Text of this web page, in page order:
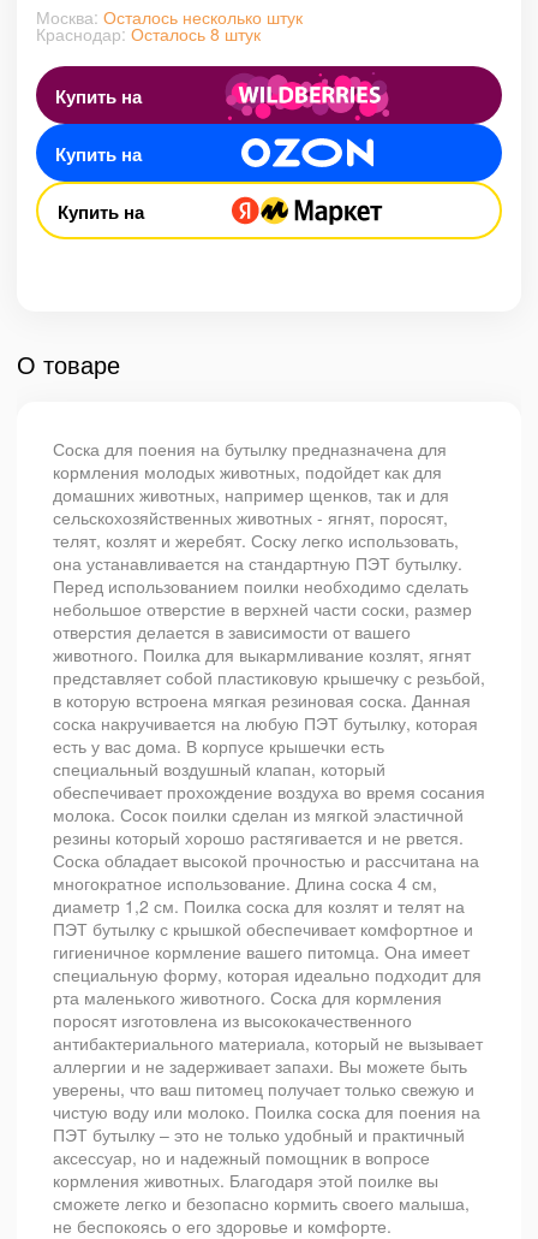
Москва: Осталось несколько штук
Краснодар: Осталось 8 штук
Купить на
Купить на
Купить на
О товаре
Соска для поения на бутылку предназначена для
кормления молодых животных, подойдет как для
домашних животных, например щенков, так и для
сельскохозяйственных животных - ягнят, поросят,
телят, козлят и жеребят. Соску легко использовать,
она устанавливается на стандартную ПЭТ бутылку.
Перед использованием поилки необходимо сделать
небольшое отверстие в верхней части соски, размер
отверстия делается в зависимости от вашего
животного. Поилка для выкармливание козлят, ягнят
представляет собой пластиковую крышечку с резьбой,
в которую встроена мягкая резиновая соска. Данная
соска накручивается на любую ПЭТ бутылку, которая
есть у вас дома. В корпусе крышечки есть
специальный воздушный клапан, который
обеспечивает прохождение воздуха во время сосания
молока. Сосок поилки сделан из мягкой эластичной
резины который хорошо растягивается и не рвется.
Соска обладает высокой прочностью и рассчитана на
многократное использование. Длина соска 4 см,
диаметр 1,2 см. Поилка соска для козлят и телят на
ПЭТ бутылку с крышкой обеспечивает комфортное и
гигиеничное кормление вашего питомца. Она имеет
специальную форму, которая идеально подходит для
рта маленького животного. Соска для кормления
поросят изготовлена из высококачественного
антибактериального материала, который не вызывает
аллергии и не задерживает запахи. Вы можете быть
уверены, что ваш питомец получает только свежую и
чистую воду или молоко. Поилка соска для поения на
ПЭТ бутылку – это не только удобный и практичный
аксессуар, но и надежный помощник в вопросе
кормления животных. Благодаря этой поилке вы
сможете легко и безопасно кормить своего малыша,
не беспокоясь о его здоровье и комфорте.